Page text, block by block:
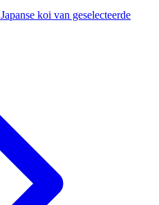
Japanse koi van geselecteerde